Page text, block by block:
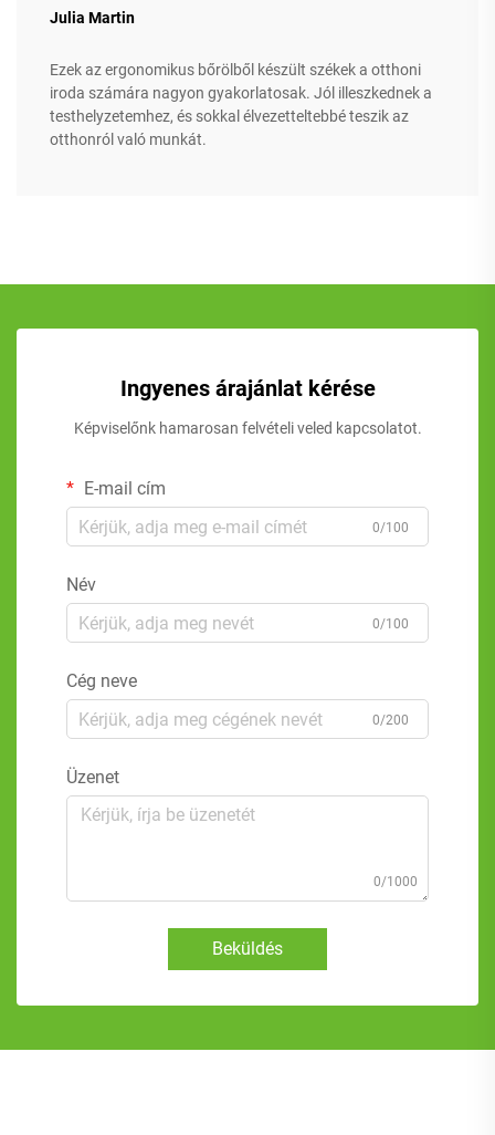
Julia Martin
Ezek az ergonomikus bőrölből készült székek a otthoni
iroda számára nagyon gyakorlatosak. Jól illeszkednek a
testhelyzetemhez, és sokkal élvezetteltebbé teszik az
otthonról való munkát.
Ingyenes árajánlat kérése
Képviselőnk hamarosan felvételi veled kapcsolatot.
E-mail cím
0/100
Név
0/100
Cég neve
0/200
Üzenet
0/1000
Beküldés